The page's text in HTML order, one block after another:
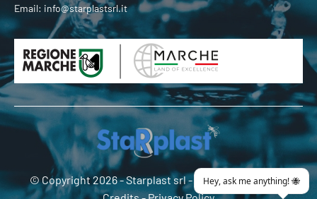
Email: info@starplastsrl.it
© Copyright 2026 -Starplast srl- P.Iva 02274180419 -